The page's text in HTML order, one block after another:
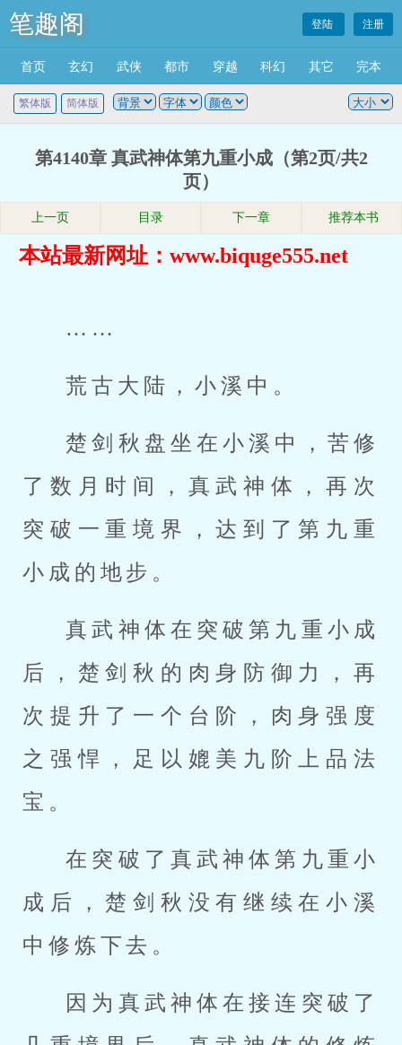
笔趣阁 登陆 注册
首页 玄幻 武侠 都市 穿越 科幻 其它 完本
繁体版 简体版
第4140章 真武神体第九重小成（第2页/共2
页）
上一页 目录 下一章 推荐本书
本站最新网址：www.biquge555.net
……
荒古大陆，小溪中。
楚剑秋盘坐在小溪中，苦修
了数月时间，真武神体，再次
突破一重境界，达到了第九重
小成的地步。
真武神体在突破第九重小成
后，楚剑秋的肉身防御力，再
次提升了一个台阶，肉身强度
之强悍，足以媲美九阶上品法
宝。
在突破了真武神体第九重小
成后，楚剑秋没有继续在小溪
中修炼下去。
因为真武神体在接连突破了